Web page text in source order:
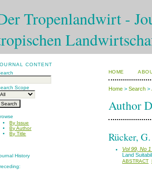
Tropenlandwirt -
CONTENT
Scope
By Issue
By Author
By Title
History
HOME
Home> Search>
Author
Rücker, G.
Vol 99, No
Land
ABSTRACT